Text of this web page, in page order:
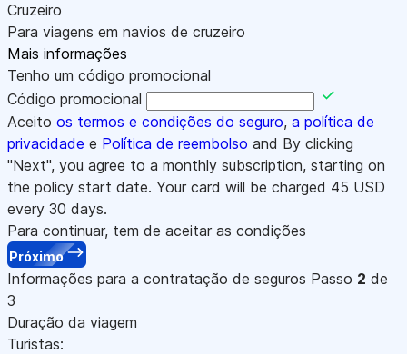
Cruzeiro
Para viagens em navios de cruzeiro
Mais informações
Tenho um código promocional
Código promocional
Aceito os termos e condições do seguro, a política de
privacidade e Política de reembolso and By clicking
"Next", you agree to a monthly subscription, starting on
the policy start date. Your card will be charged 45 USD
every 30 days.
Para continuar, tem de aceitar as condições
Próximo
Informações para a contratação de seguros Passo 2 de
3
Duração da viagem
Turistas: